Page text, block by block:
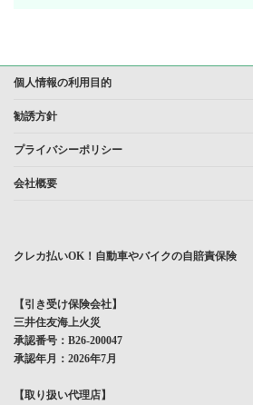
個人情報の利用目的
勧誘方針
プライバシーポリシー
会社概要
クレカ払いOK！自動車やバイクの自賠責保険
【引き受け保険会社】
三井住友海上火災
承認番号：B26-200047
承認年月：2026年7月
【取り扱い代理店】